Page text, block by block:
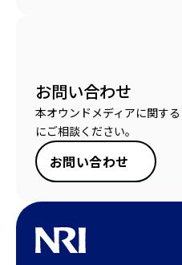
お問い合わせ
本オウンドメディアに関す
にご相談ください。
お問い合わせ